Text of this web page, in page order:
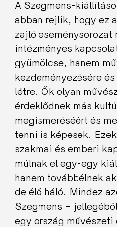
A Szegmens-
abban rejlik, hogy ez
zajló eseménysorozat
intézményes
gyümölcse, hanem
kezdeményezésére
létre. Ők olyan
érdeklődnek más
megismeréséért és
tenni is képesek.
szakmai és emberi
múlnak el egy-egy
hanem továbbélnek
de élő háló. Mindez
Szegmens −
egy ország művészeti